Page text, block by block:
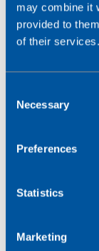
may combine it
provided to
of their services.
Necessary
Preferences
Statistics
Marketing
La
Smart
Desde el
Point tenían